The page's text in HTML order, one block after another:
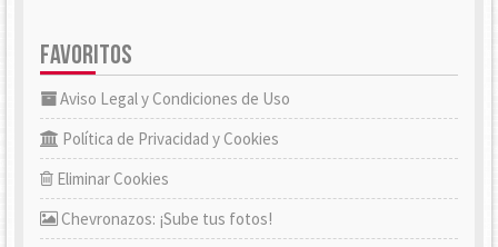
FAVORITOS
Aviso Legal y Condiciones de Uso
Política de Privacidad y Cookies
Eliminar Cookies
Chevronazos: ¡Sube tus fotos!